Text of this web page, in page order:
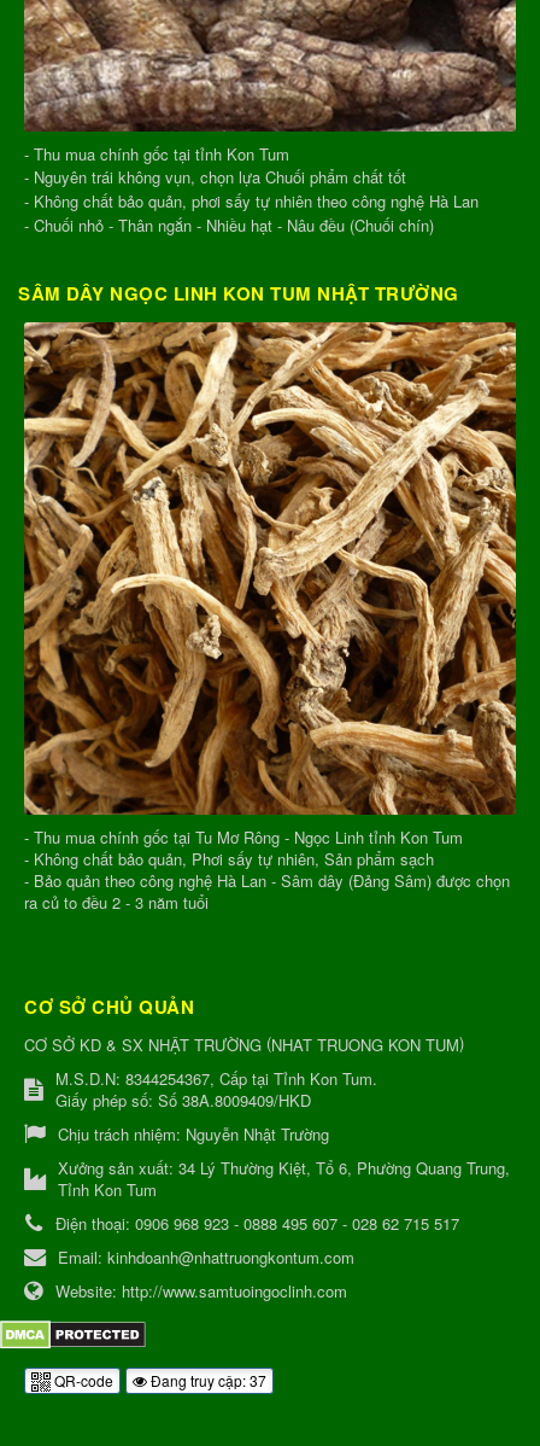
- Thu mua chính gốc tại tỉnh Kon Tum
- Nguyên trái không vụn, chọn lựa Chuối phẩm chất tốt
- Không chất bảo quản, phơi sấy tự nhiên theo công nghệ Hà Lan
- Chuối nhỏ - Thân ngắn - Nhiều hạt - Nâu đều (Chuối chín)
SÂM DÂY NGỌC LINH KON TUM NHẬT TRƯỜNG
- Thu mua chính gốc tại Tu Mơ Rông - Ngọc Linh tỉnh Kon Tum
- Không chất bảo quản, Phơi sấy tự nhiên, Sản phẩm sạch
- Bảo quản theo công nghệ Hà Lan - Sâm dây (Đảng Sâm) được chọn
ra củ to đều 2 - 3 năm tuổi
CƠ SỞ CHỦ QUẢN
CƠ SỞ KD & SX NHẬT TRƯỜNG (NHAT TRUONG KON TUM)
M.S.D.N: 8344254367, Cấp tại Tỉnh Kon Tum.
Giấy phép số: Số 38A.8009409/HKD
Chịu trách nhiệm: Nguyễn Nhật Trường
Xưởng sản xuất: 34 Lý Thường Kiệt, Tổ 6, Phường Quang Trung,
Tỉnh Kon Tum
Điện thoại: 0906 968 923 - 0888 495 607 - 028 62 715 517
Email: kinhdoanh@nhattruongkontum.com
Website: http://www.samtuoingoclinh.com
QR-code Đang truy cập: 37